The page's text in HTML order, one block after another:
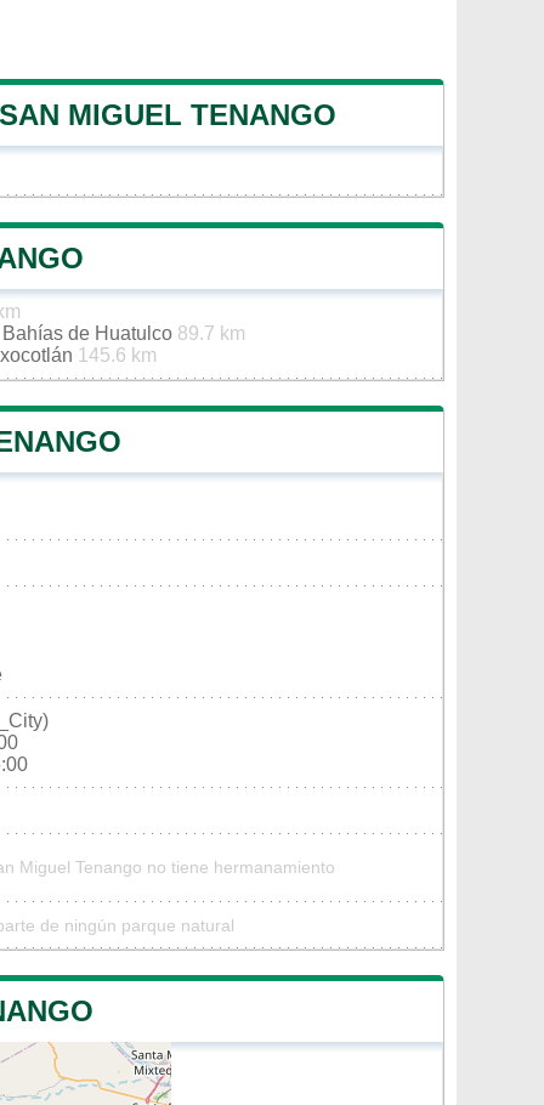
MIGUEL TENANGO
de Huatulco 89.7 km
145.6 km
Miguel Tenango no tiene hermanamiento
de ningún parque natural